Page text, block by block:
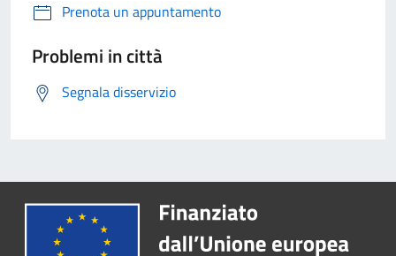
Prenota un appuntamento
Problemi in città
Segnala disservizio